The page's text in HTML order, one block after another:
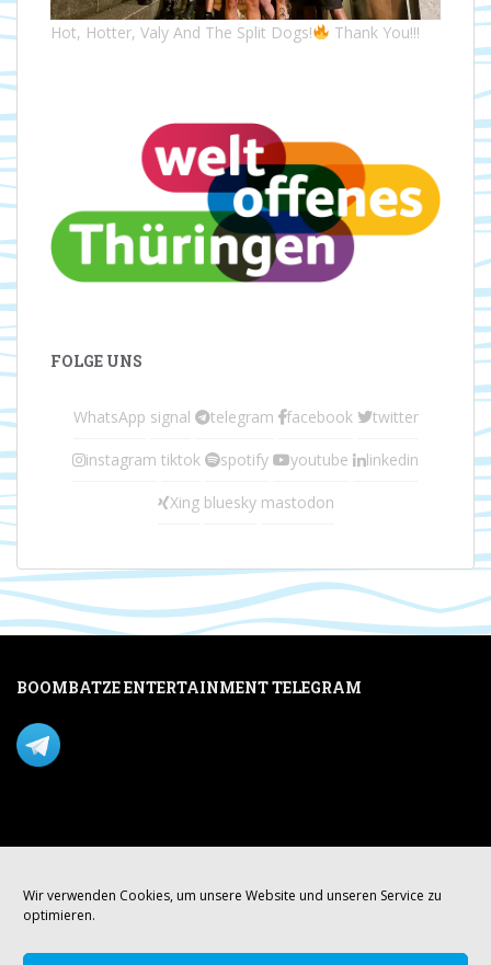
Wir verwenden Cookies, um unsere Website und unseren Service zu
optimieren.
Hot, Hotter, Valy And The Split Dogs! Thank You!!!
FOLGE UNS
WhatsApp signal telegram facebook twitter
instagram tiktok spotify youtube linkedin
Xing bluesky mastodon
BOOMBATZE ENTERTAINMENT TELEGRAM